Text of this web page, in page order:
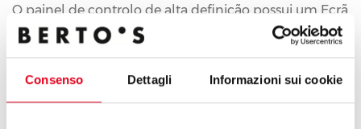
Consenso Dettagli Informazioni sui cookie
O painel de controlo de alta definição possui um Ecrã
Touch de 5”, para garantir o controlo preciso das
operações.